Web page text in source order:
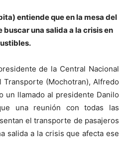
entiende que en la mesa del
buscar una salida a la crisis en
de la Central Nacional
(Mochotran), Alfredo
un llamado al presidente Danilo
una reunión con todas las
el transporte de pasajeros
salida a la crisis que afecta ese